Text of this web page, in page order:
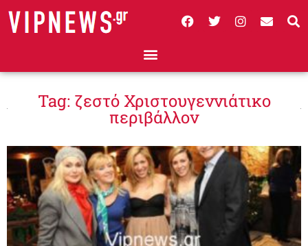
Tag: ζεστό Χριστουγεννιάτικο
περιβάλλον